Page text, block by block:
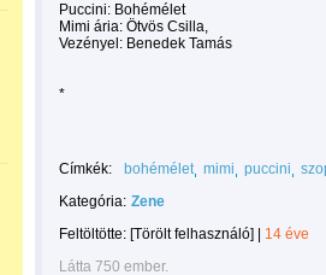
Puccini: Bohémélet
Mimi ária: Ötvös Csilla,
Vezényel: Benedek Tamás
*
Címkék: bohémélet mimi puccini
Kategória: Zene
Feltöltötte: [Törölt felhasználó]
14 éve
Látta 750 ember.